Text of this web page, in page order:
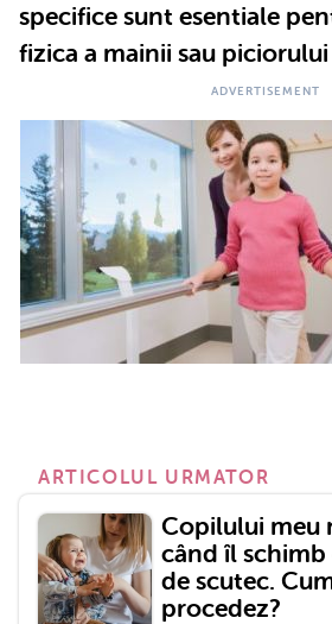
specifice sunt esentiale
fizica a mainii sau
ARTICOLUL URMATOR
Copilului meu
când îl schimb
de scutec.
procedez?